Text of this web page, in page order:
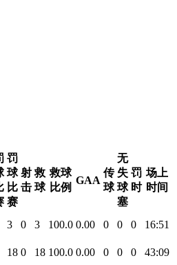
罚
球
比
赛
射
击
救
球
救球
比例
GAA
传
球
无
失
球
塞
罚
时
场上
时间
3 0 3 100.0 0.00 0 0 0 16:51
18 0 18 100.0 0.00 0 0 0
43:09